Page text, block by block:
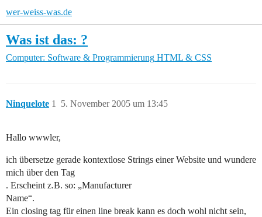
wer-weiss-was.de
Was ist das: ?
Computer: Software & Programmierung HTML & CSS
Ninquelote 5. November 2005 um 13:45
1
Hallo wwwler,
ich übersetze gerade kontextlose Strings einer Website und wundere
mich über den Tag
. Erscheint z.B. so: „Manufacturer
Name“.
Ein closing tag für einen line break kann es doch wohl nicht sein,